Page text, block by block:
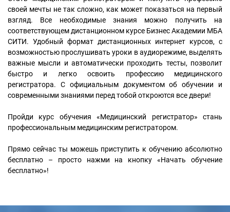
своей мечты не так сложно, как может показаться на первый
взгляд. Все необходимые знания можно получить на
соответствующем дистанционном курсе Бизнес Академии МБА
СИТИ. Удобный формат дистанционных интернет курсов, с
возможностью прослушивать уроки в аудиорежиме, выделять
важные мысли и автоматически проходить тесты, позволит
быстро и легко освоить профессию медицинского
регистратора. С официальным документом об обучении и
современными знаниями перед тобой откроются все двери!
Пройди курс обучения «Медицинский регистратор» стань
профессиональным медицинским регистратором.
Прямо сейчас ты можешь приступить к обучению абсолютно
бесплатно – просто нажми на кнопку «Начать обучение
бесплатно»!